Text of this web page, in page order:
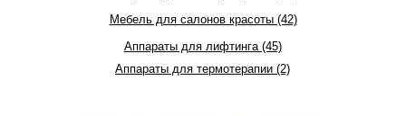
Мебель для салонов красоты (42)
Аппараты для лифтинга (45)
Аппараты для термотерапии (2)